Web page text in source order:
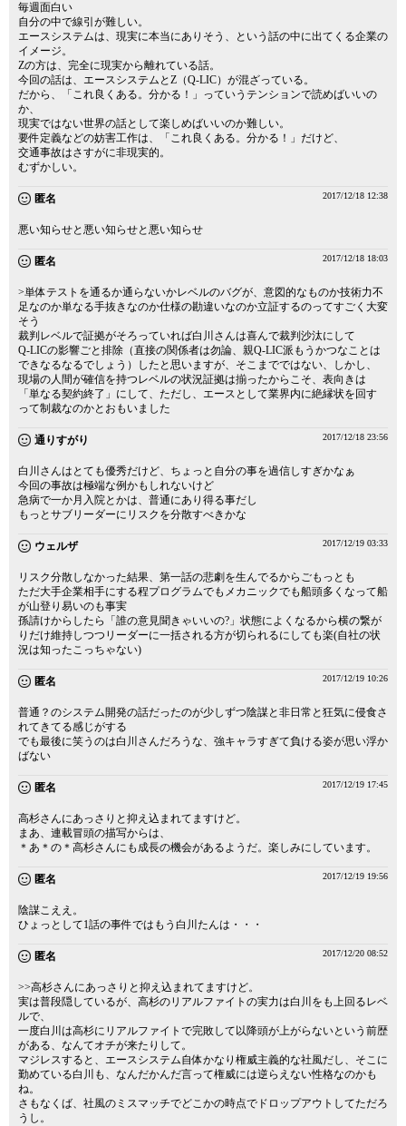
毎週面白い
自分の中で線引が難しい。
エースシステムは、現実に本当にありそう、という話の中に出てくる企業の
イメージ。
Zの方は、完全に現実から離れている話。
今回の話は、エースシステムとZ（Q-LIC）が混ざっている。
だから、「これ良くある。分かる！」っていうテンションで読めばいいの
か、
現実ではない世界の話として楽しめばいいのか難しい。
要件定義などの妨害工作は、「これ良くある。分かる！」だけど、
交通事故はさすがに非現実的。
むずかしい。
匿名 2017/12/18 12:38
悪い知らせと悪い知らせと悪い知らせ
匿名 2017/12/18 18:03
>単体テストを通るか通らないかレベルのバグが、意図的なものか技術力不
足なのか単なる手抜きなのか仕様の勘違いなのか立証するのってすごく大変
そう
裁判レベルで証拠がそろっていれば白川さんは喜んで裁判沙汰にして
Q-LICの影響ごと排除（直接の関係者は勿論、親Q-LIC派もうかつなことは
できなるなるでしょう）したと思いますが、そこまでではない、しかし、
現場の人間が確信を持つレベルの状況証拠は揃ったからこそ、表向きは
「単なる契約終了」にして、ただし、エースとして業界内に絶縁状を回す
って制裁なのかとおもいました
通りすがり 2017/12/18 23:56
白川さんはとても優秀だけど、ちょっと自分の事を過信しすぎかなぁ
今回の事故は極端な例かもしれないけど
急病で一か月入院とかは、普通にあり得る事だし
もっとサブリーダーにリスクを分散すべきかな
ウェルザ 2017/12/19 03:33
リスク分散しなかった結果、第一話の悲劇を生んでるからごもっとも
ただ大手企業相手にする程プログラムでもメカニックでも船頭多くなって船
が山登り易いのも事実
孫請けからしたら「誰の意見聞きゃいいの?」状態によくなるから横の繋が
りだけ維持しつつリーダーに一括される方が切られるにしても楽(自社の状
況は知ったこっちゃない)
匿名 2017/12/19 10:26
普通？のシステム開発の話だったのが少しずつ陰謀と非日常と狂気に侵食さ
れてきてる感じがする
でも最後に笑うのは白川さんだろうな、強キャラすぎて負ける姿が思い浮か
ばない
匿名 2017/12/19 17:45
高杉さんにあっさりと抑え込まれてますけど。
まあ、連載冒頭の描写からは、
＊あ＊の＊高杉さんにも成長の機会があるようだ。楽しみにしています。
匿名 2017/12/19 19:56
陰謀こええ。
ひょっとして1話の事件ではもう白川たんは・・・
匿名 2017/12/20 08:52
>>高杉さんにあっさりと抑え込まれてますけど。
実は普段隠しているが、高杉のリアルファイトの実力は白川をも上回るレベ
ルで、
一度白川は高杉にリアルファイトで完敗して以降頭が上がらないという前歴
がある、なんてオチが来たりして。
マジレスすると、エースシステム自体かなり権威主義的な社風だし、そこに
勤めている白川も、なんだかんだ言って権威には逆らえない性格なのかも
ね。
さもなくば、社風のミスマッチでどこかの時点でドロップアウトしてただろ
うし。